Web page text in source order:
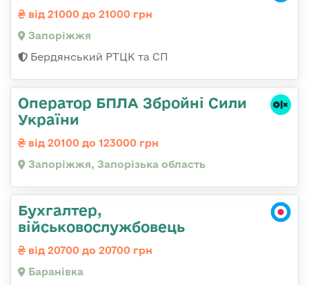
від 21000 до 21000 грн
Запоріжжя
Бердянський РТЦК та СП
Оператор БПЛА Збройні Сили
України
від 20100 до 123000 грн
Запоріжжя, Запорізька область
Бухгалтер,
військовослужбовець
від 20700 до 20700 грн
Баранівка